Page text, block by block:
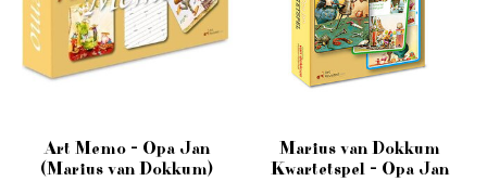
Art Memo - Opa Jan
(Marius van Dokkum)
Marius van Dokkum
Kwartetspel - Opa Jan